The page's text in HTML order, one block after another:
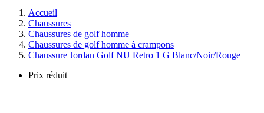
Accueil
Chaussures
Chaussures de golf homme
Chaussures de golf homme à crampons
Chaussure Jordan Golf NU Retro 1 G Blanc/Noir/Rouge
Prix réduit